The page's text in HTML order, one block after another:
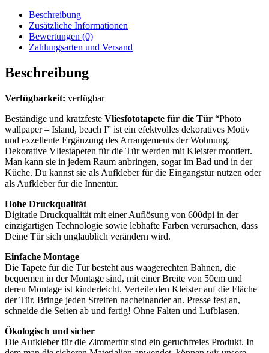
Beschreibung
Zusätzliche Informationen
Bewertungen (0)
Zahlungsarten und Versand
Beschreibung
Verfügbarkeit: verfügbar
Beständige und kratzfeste Vliesfototapete für die Tür “Photo
wallpaper – Island, beach I” ist ein efektvolles dekoratives Motiv
und exzellente Ergänzung des Arrangements der Wohnung.
Dekorative Vliestapeten für die Tür werden mit Kleister montiert.
Man kann sie in jedem Raum anbringen, sogar im Bad und in der
Küche. Du kannst sie als Aufkleber für die Eingangstür nutzen oder
als Aufkleber für die Innentür.
Hohe Druckqualität
Digitatle Druckqualität mit einer Auflösung von 600dpi in der
einzigartigen Technologie sowie lebhafte Farben verursachen, dass
Deine Tür sich unglaublich verändern wird.
Einfache Montage
Die Tapete für die Tür besteht aus waagerechten Bahnen, die
bequemen in der Montage sind, mit einer Breite von 50cm und
deren Montage ist kinderleicht. Verteile den Kleister auf die Fläche
der Tür. Bringe jeden Streifen nacheinander an. Presse fest an,
schneide die Seiten ab und fertig! Ohne Falten und Lufblasen.
Ökologisch und sicher
Die Aufkleber für die Zimmertür sind ein geruchfreies Produkt. In